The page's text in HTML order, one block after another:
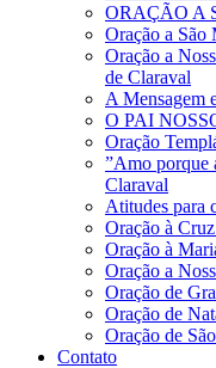
ORAÇÃO A
Oração a
Oração a
de Claraval
A Mensagem
O PAI
Oração
”Amo porque
Claraval
Atitudes para
Oração à
Oração à
Oração a
Oração de
Oração de
Oração de
Contato